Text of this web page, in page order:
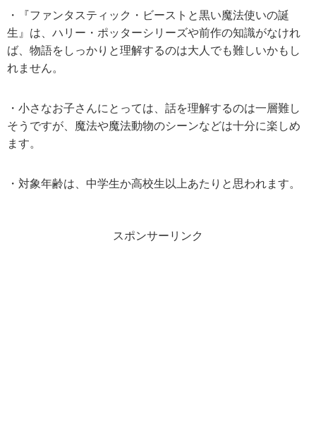
・『ファンタスティック・ビーストと黒い魔法使いの誕
生』は、ハリー・ポッターシリーズや前作の知識がなけれ
ば、物語をしっかりと理解するのは大人でも難しいかもし
れません。
・小さなお子さんにとっては、話を理解するのは一層難し
そうですが、魔法や魔法動物のシーンなどは十分に楽しめ
ます。
・対象年齢は、中学生か高校生以上あたりと思われます。
スポンサーリンク